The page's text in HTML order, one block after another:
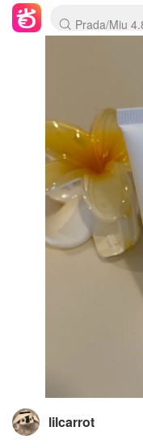
Prada/Miu
lilcarrot